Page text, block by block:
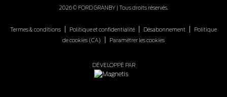
2026 © FORD GRANBY| Tous droits réservés.
Termes & conditions Politique et confidentialité Désabonnement
Politique
de cookies (CA)
Paramétrer les cookies
DÉVELOPPÉ PAR